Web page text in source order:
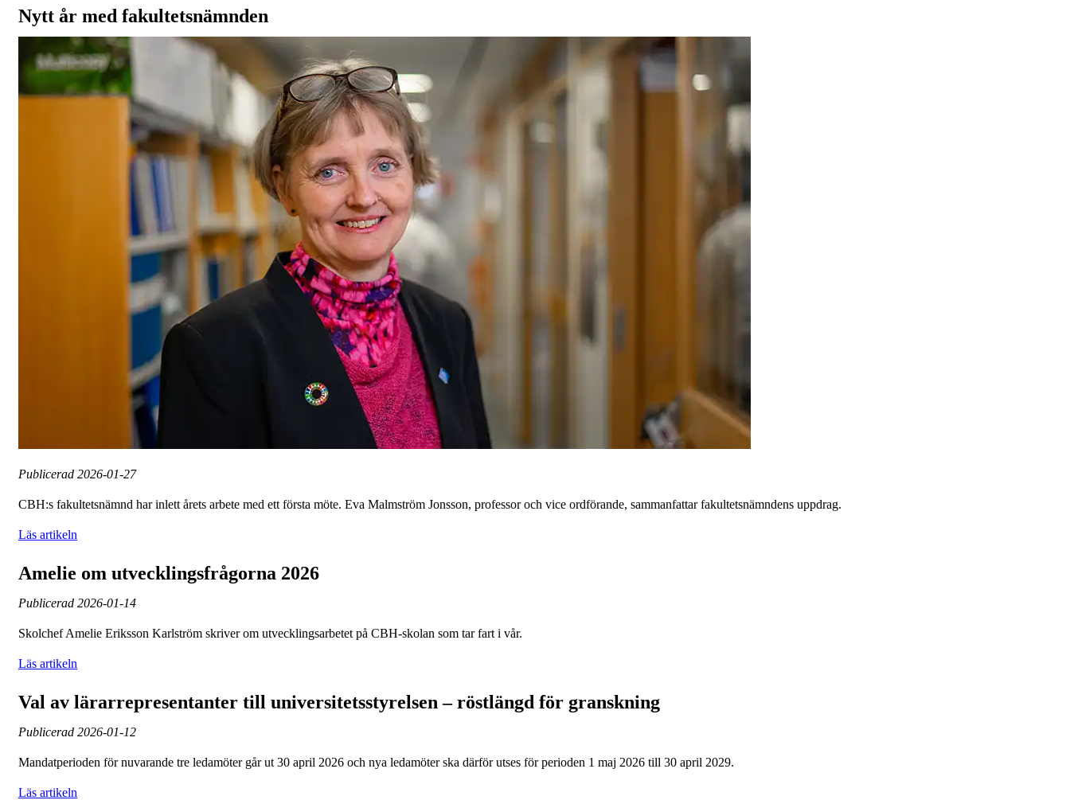
Nytt år med fakultetsnämnden
Publicerad 2026-01-27
CBH:s fakultetsnämnd har inlett årets arbete med ett första möte. Eva Malmström Jonsson, professor och vice ordförande, sammanfattar fakultetsnämndens uppdrag.
Läs artikeln
Amelie om utvecklingsfrågorna 2026
Publicerad 2026-01-14
Skolchef Amelie Eriksson Karlström skriver om utvecklingsarbetet på CBH-skolan som tar fart i vår.
Läs artikeln
Val av lärarrepresentanter till universitetsstyrelsen – röstlängd för granskning
Publicerad 2026-01-12
Mandatperioden för nuvarande tre ledamöter går ut 30 april 2026 och nya ledamöter ska därför utses för perioden 1 maj 2026 till 30 april 2029.
Läs artikeln